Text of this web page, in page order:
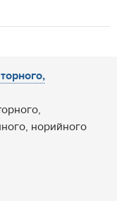
норийного